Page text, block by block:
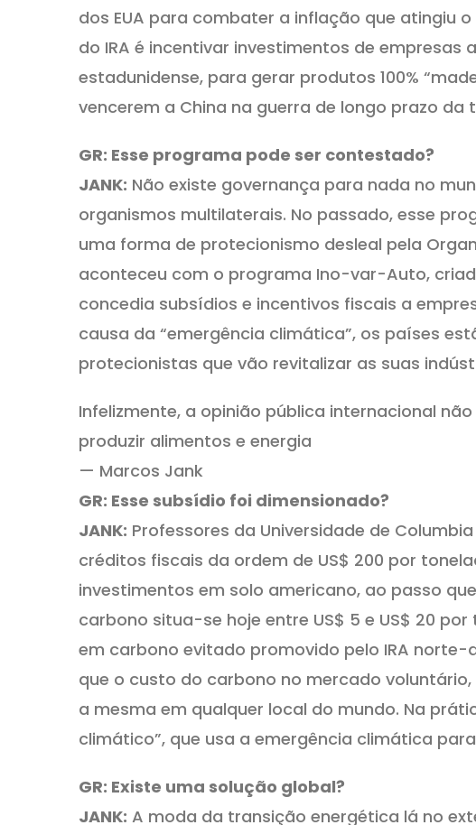
dos EUA para combater a inflação que atingiu
do IRA é incentivar investimentos de empresas
estadunidense, para gerar produtos 100%
vencerem a China na guerra de longo prazo da
GR: Esse programa pode ser contestado?
JANK: Não existe governança para nada no
organismos multilaterais. No passado, esse
uma forma de protecionismo desleal pela
aconteceu com o programa Ino-var-Auto,
concedia subsídios e incentivos fiscais a
causa da “emergência climática”, os países
protecionistas que vão revitalizar as suas
Infelizmente, a opinião pública internacional
produzir alimentos e energia
— Marcos Jank
GR: Esse subsídio foi dimensionado?
JANK: Professores da Universidade de
créditos fiscais da ordem de US$ 200 por
investimentos em solo americano, ao passo
carbono situa-se hoje entre US$ 5 e US$ 20
em carbono evitado promovido pelo IRA
que o custo do carbono no mercado
a mesma em qualquer local do mundo. Na
climático”, que usa a emergência climática
GR: Existe uma solução global?
JANK: A moda da transição energética lá no